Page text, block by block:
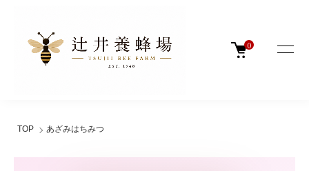
0
TOP あざみはちみつ